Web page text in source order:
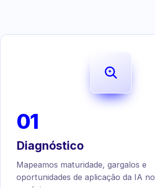
01
Diagnóstico
Mapeamos maturidade, gargalos e
oportunidades de aplicação da IA no